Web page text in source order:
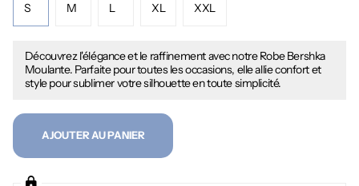
S M L XL XXL
Découvrez l'élégance et le raffinement avec notre Robe Bershka
Moulante. Parfaite pour toutes les occasions, elle allie confort et
style pour sublimer votre silhouette en toute simplicité.
AJOUTER AU PANIER